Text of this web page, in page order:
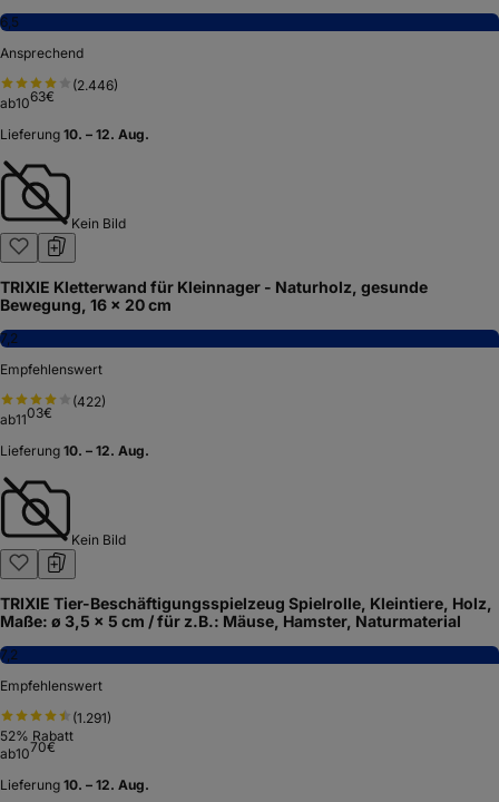
6,5
Ansprechend
(2.446)
ab1063€
Lieferung 10. – 12. Aug.
Kein Bild
TRIXIE Kletterwand für Kleinnager - Naturholz, gesunde
Bewegung, 16 x 20 cm
7,2
Empfehlenswert
(422)
ab1103€
Lieferung 10. – 12. Aug.
Kein Bild
TRIXIE Tier-Beschäftigungsspielzeug Spielrolle, Kleintiere, Holz,
Maße: ø 3,5 x 5 cm / für z.B.: Mäuse, Hamster, Naturmaterial
7,2
Empfehlenswert
(1.291)
52% Rabatt
ab1070€
Lieferung 10. – 12. Aug.